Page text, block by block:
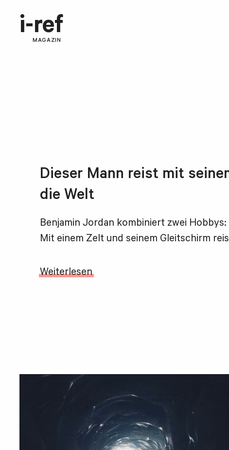
i-ref
MAGAZIN
Dieser Mann reist mit
die Welt
Benjamin Jordan kombiniert zwei
Mit einem Zelt und seinem Gleitschirm
Weiterlesen